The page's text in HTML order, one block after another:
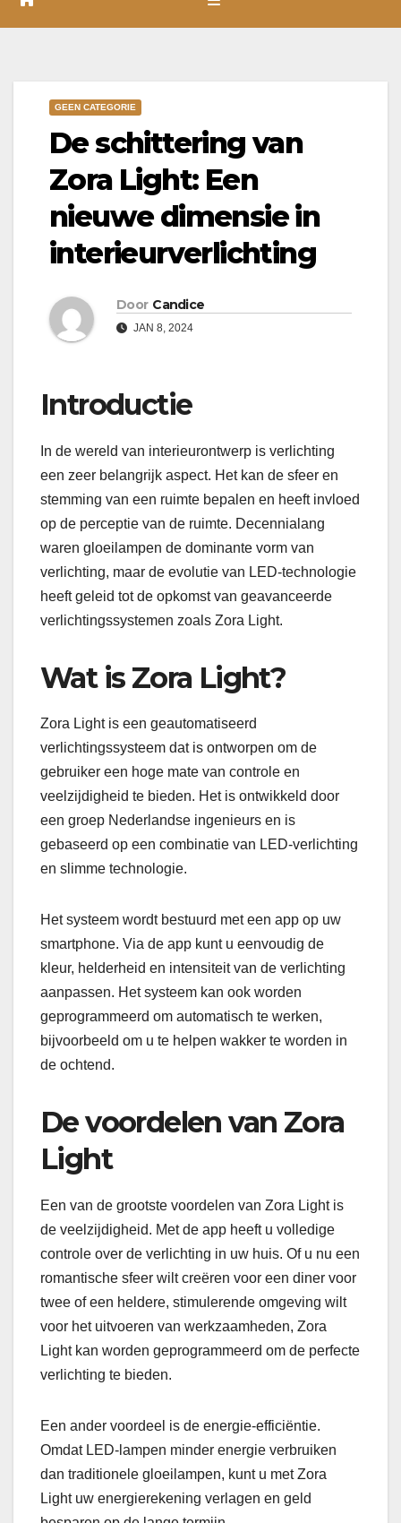
GEEN CATEGORIE
De schittering van
Zora Light: Een
nieuwe dimensie in
interieurverlichting
Door Candice
JAN 8, 2024
Introductie
In de wereld van interieurontwerp is verlichting
een zeer belangrijk aspect. Het kan de sfeer en
stemming van een ruimte bepalen en heeft invloed
op de perceptie van de ruimte. Decennialang
waren gloeilampen de dominante vorm van
verlichting, maar de evolutie van LED-technologie
heeft geleid tot de opkomst van geavanceerde
verlichtingssystemen zoals Zora Light.
Wat is Zora Light?
Zora Light is een geautomatiseerd
verlichtingssysteem dat is ontworpen om de
gebruiker een hoge mate van controle en
veelzijdigheid te bieden. Het is ontwikkeld door
een groep Nederlandse ingenieurs en is
gebaseerd op een combinatie van LED-verlichting
en slimme technologie.
Het systeem wordt bestuurd met een app op uw
smartphone. Via de app kunt u eenvoudig de
kleur, helderheid en intensiteit van de verlichting
aanpassen. Het systeem kan ook worden
geprogrammeerd om automatisch te werken,
bijvoorbeeld om u te helpen wakker te worden in
de ochtend.
De voordelen van Zora
Light
Een van de grootste voordelen van Zora Light is
de veelzijdigheid. Met de app heeft u volledige
controle over de verlichting in uw huis. Of u nu een
romantische sfeer wilt creëren voor een diner voor
twee of een heldere, stimulerende omgeving wilt
voor het uitvoeren van werkzaamheden, Zora
Light kan worden geprogrammeerd om de perfecte
verlichting te bieden.
Een ander voordeel is de energie-efficiëntie.
Omdat LED-lampen minder energie verbruiken
dan traditionele gloeilampen, kunt u met Zora
Light uw energierekening verlagen en geld